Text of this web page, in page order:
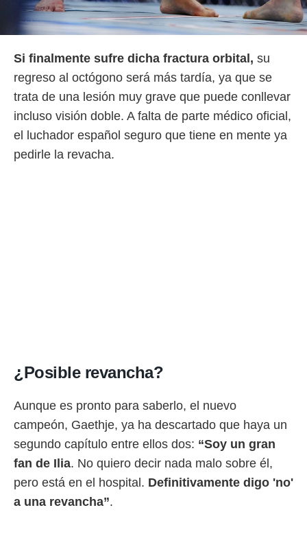
mediante
publicidad
publicidad
Si finalmente sufre dicha fractura orbital, su
regreso al octógono será más tardía, ya que se
trata de una lesión muy grave que puede conllevar
incluso visión doble. A falta de parte médico oficial,
el luchador español seguro que tiene en mente ya
pedirle la revacha.
¿Posible revancha?
Aunque es pronto para saberlo, el nuevo
campeón, Gaethje, ya ha descartado que haya un
segundo capítulo entre ellos dos: “Soy un gran
fan de Ilia. No quiero decir nada malo sobre él,
pero está en el hospital. Definitivamente digo 'no'
a una revancha”.